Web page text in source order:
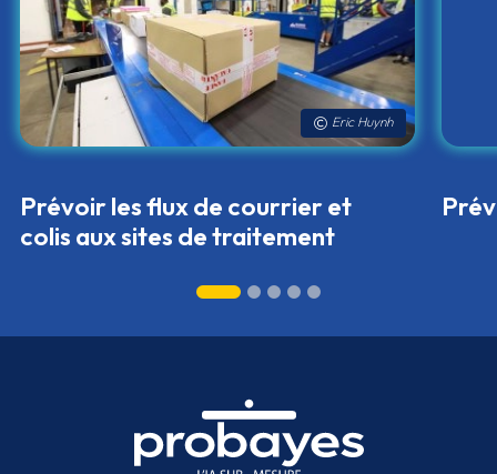
Eric Huynh
Prévoir les flux de courrier et
colis aux sites de traitement